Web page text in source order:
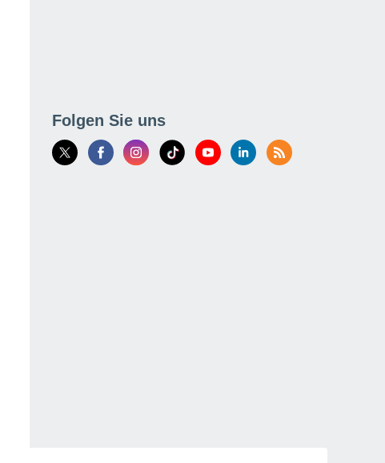
Folgen Sie uns